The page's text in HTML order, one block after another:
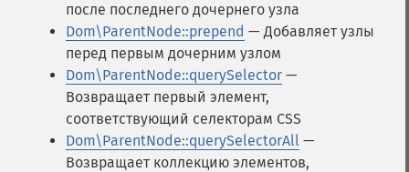
после последнего дочернего узла
Dom\ParentNode::prepend — Добавляет узлы
перед первым дочерним узлом
Dom\ParentNode::querySelector —
Возвращает первый элемент,
соответствующий селекторам CSS
Dom\ParentNode::querySelectorAll —
Возвращает коллекцию элементов,